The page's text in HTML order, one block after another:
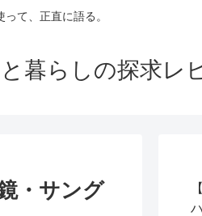
て、正直に語る。
暮らしの探求レ
・サング